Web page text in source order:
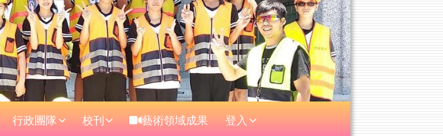
行政團隊 校刊 藝術領域成果 登入